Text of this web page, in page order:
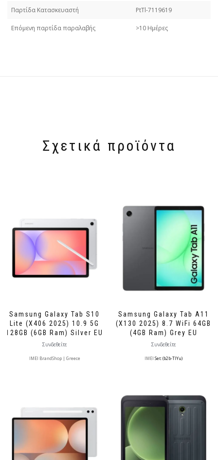
Παρτίδα Κατασκευαστή PtTl-7119619
Επόμενη παρτίδα παραλαβής >10 Ημέρες
Σχετικά προϊόντα
Samsung Galaxy Tab S10
Lite (X406 2025) 10.9 5G
128GB (6GB Ram) Silver EU
Συνδεθείτε
IMEI BrandShop | Greece
Samsung Galaxy Tab A11
(X130 2025) 8.7 WiFi 64GB
(4GB Ram) Grey EU
Συνδεθείτε
IMEI Set: (b2b-TlYu)